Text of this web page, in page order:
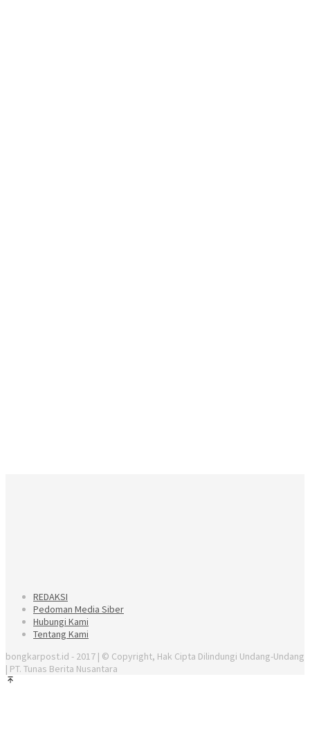
REDAKSI
Pedoman Media Siber
Hubungi Kami
Tentang Kami
bongkarpost.id - 2017 | © Copyright, Hak Cipta Dilindungi Undang-Undang
| PT. Tunas Berita Nusantara